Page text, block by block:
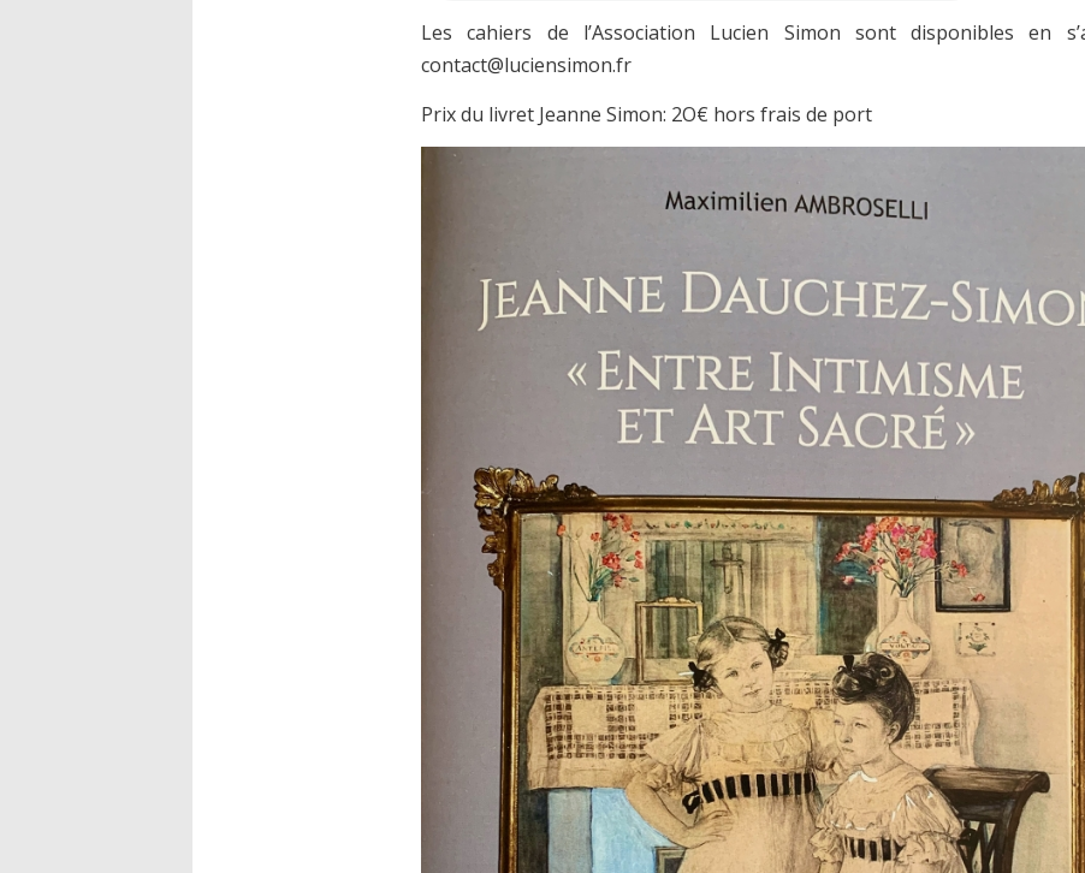
Les cahiers de l’Association Lucien Simon sont disponibles en
contact@luciensimon.fr
Prix du livret Jeanne Simon: 2O€ hors frais de port